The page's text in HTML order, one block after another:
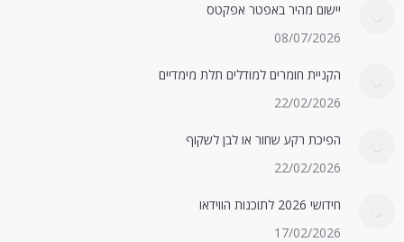
יישום מהיר באפטר אפקטס
08/07/2026
הקניית חומרים למודלים תלת מימדיים
22/02/2026
הפיכת רקע שחור או לבן לשקוף
22/02/2026
חידושי 2026 לתוכנות הווידאו
17/02/2026